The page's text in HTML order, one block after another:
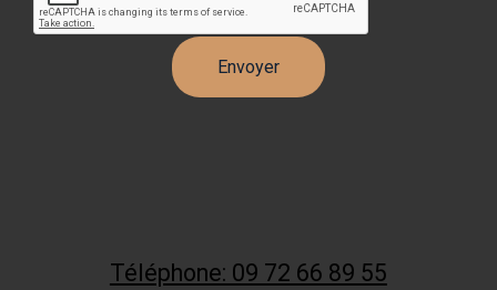
Téléphone: 09 72 66 89 55